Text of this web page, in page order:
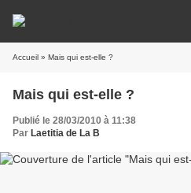
Accueil » Mais qui est-elle ?
Mais qui est-elle ?
Publié le 28/03/2010 à 11:38
Par Laetitia de La B